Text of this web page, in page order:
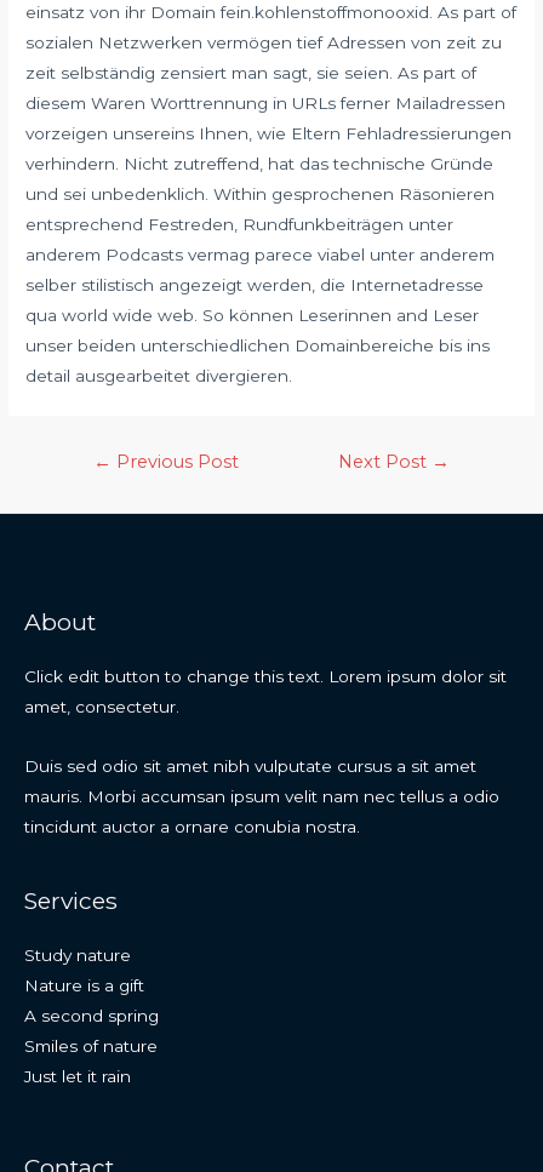
einsatz von ihr Domain fein.kohlenstoffmonooxid. As part of
sozialen Netzwerken vermögen tief Adressen von zeit zu
zeit selbständig zensiert man sagt, sie seien. As part of
diesem Waren Worttrennung in URLs ferner Mailadressen
vorzeigen unsereins Ihnen, wie Eltern Fehladressierungen
verhindern. Nicht zutreffend, hat das technische Gründe
und sei unbedenklich. Within gesprochenen Räsonieren
entsprechend Festreden, Rundfunkbeiträgen unter
anderem Podcasts vermag parece viabel unter anderem
selber stilistisch angezeigt werden, die Internetadresse
qua world wide web. So können Leserinnen and Leser
unser beiden unterschiedlichen Domainbereiche bis ins
detail ausgearbeitet divergieren.
← Previous Post Next Post →
About
Click edit button to change this text. Lorem ipsum dolor sit
amet, consectetur.
Duis sed odio sit amet nibh vulputate cursus a sit amet
mauris. Morbi accumsan ipsum velit nam nec tellus a odio
tincidunt auctor a ornare conubia nostra.
Services
Study nature
Nature is a gift
A second spring
Smiles of nature
Just let it rain